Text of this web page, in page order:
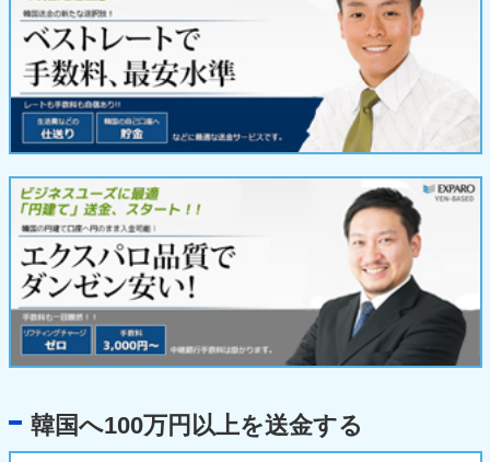
韓国へ100万円以上を送金する